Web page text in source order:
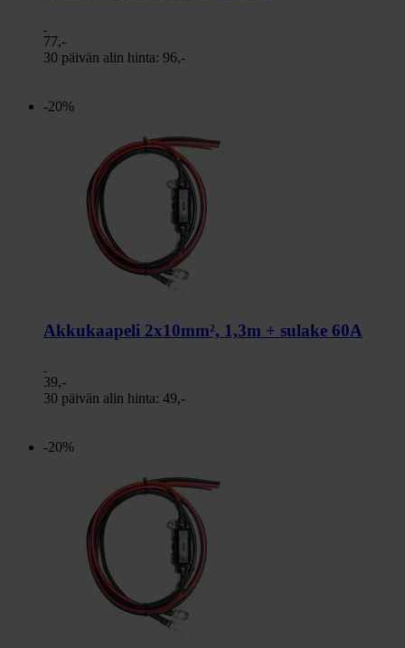
77,-
30 päivän alin hinta: 96,-
-20%
Akkukaapeli 2x10mm², 1,3m + sulake 60A
39,-
30 päivän alin hinta: 49,-
-20%